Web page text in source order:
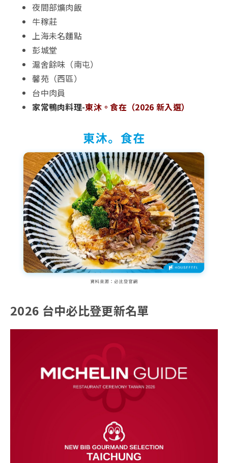
夜間部爌肉飯
牛稼莊
上海未名麵點
彭城堂
滬舍餘味（南屯）
馨苑（西區）
台中肉員
家常鴨肉料理-東沐。食在（2026 新入選）
2026 台中必比登更新名單